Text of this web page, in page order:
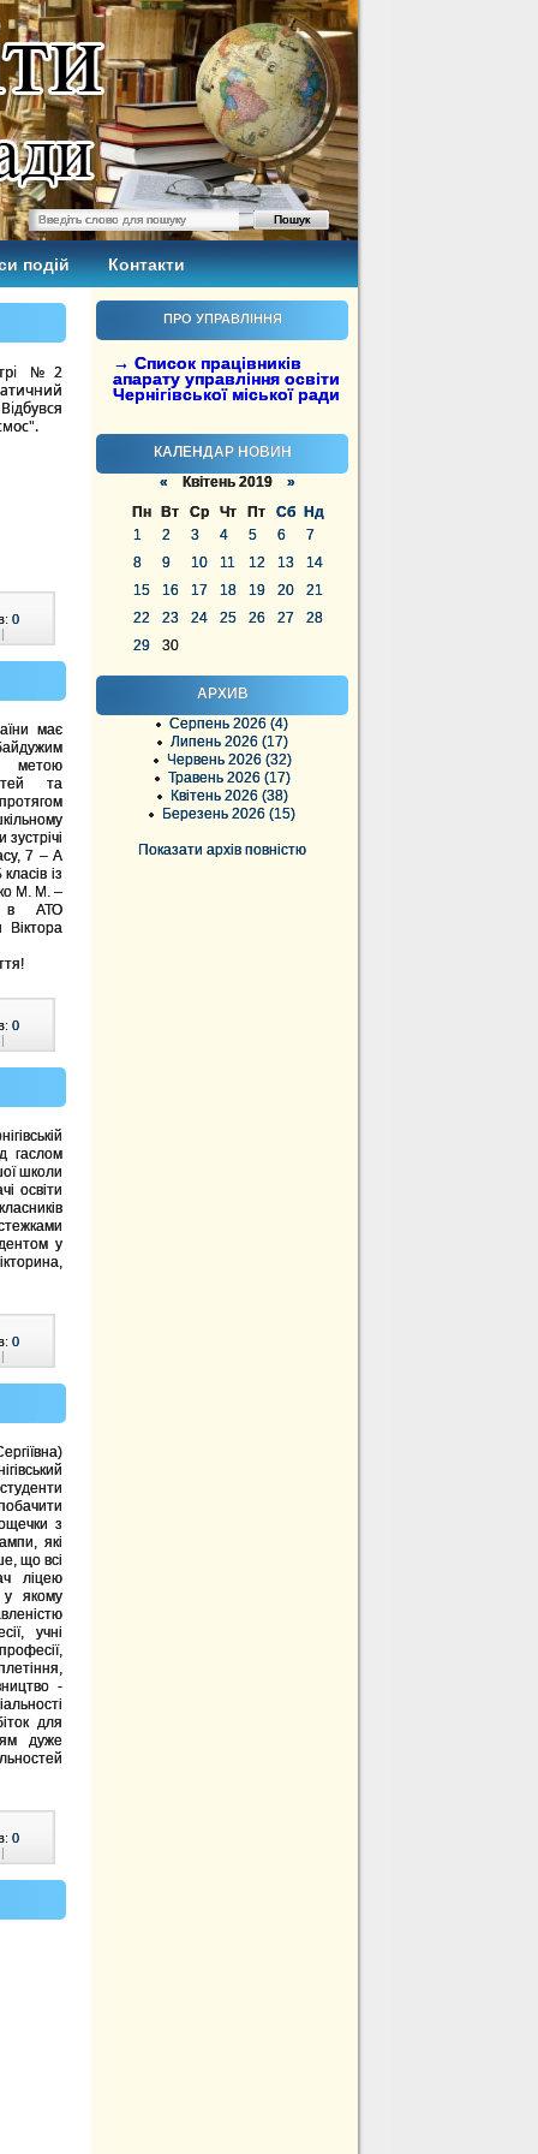
подій Контакти
ПРО УПРАВЛІННЯ
→ Список працівників
апарату управління освіти
Чернігівської міської ради
КАЛЕНДАР НОВИН
« Квітень 2019 »
Пн
Вт Ср Чт Пт Сб
Нд
1
2 3 4 5 6
7
8
9 10 11 12 13
14
15
16 17 18 19 20
21
22
23 24 25 26 27
28
29
30
АРХИВ
Серпень 2026 (4)
Липень 2026 (17)
Червень 2026 (32)
Травень 2026 (17)
Квітень 2026 (38)
Березень 2026 (15)
Показати архів повністю
№2
0
|
має
та
7 – А
із
М. М. –
в АТО
Віктора
0
|
гаслом
школи
освіти
у
0
|
з
які
що всі
ліцею
у якому
учні
-
для
дуже
0
|